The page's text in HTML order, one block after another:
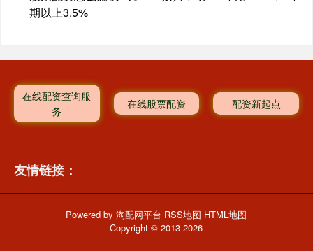
期以上3.5%
在线配资查询服
务
在线股票配资 配资新起点
友情链接：
Powered by淘配网平台 RSS地图 HTML地图
Copyright© 2013-2026